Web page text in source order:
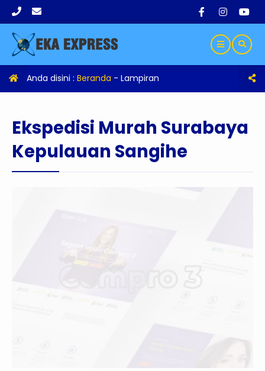
Anda disini : Beranda - Lampiran
Ekspedisi Murah Surabaya
Kepulauan Sangihe